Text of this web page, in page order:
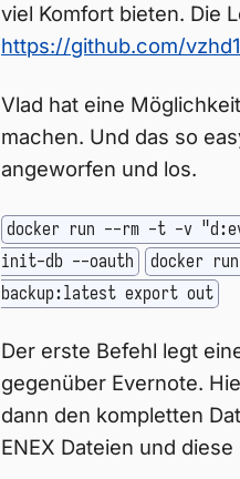
viel Komfort bieten. Die
https://github.com/
Vlad hat eine
machen. Und das so
angeworfen und los.
docker run --rm -t -v
init-db --oauth
docker
backup:latest export out
Der erste Befehl legt
gegenüber Evernote.
dann den kompletten
ENEX Dateien und